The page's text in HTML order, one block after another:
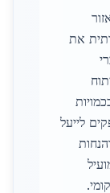
את
לייעל